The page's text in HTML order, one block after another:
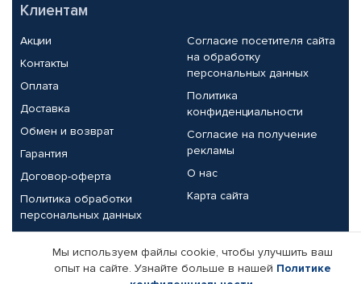
Клиентам
Акции
Контакты
Оплата
Доставка
Обмен и возврат
Гарантия
Договор-оферта
Политика обработки
персональных данных
Согласие посетителя сайта
на обработку
персональных данных
Политика
конфиденциальности
Согласие на получение
рекламы
О нас
Карта сайта
Партнерам
Корпоративным клиентам Реквизиты компании
Мы используем файлы cookie, чтобы улучшить ваш
опыт на сайте. Узнайте больше в нашей Политике